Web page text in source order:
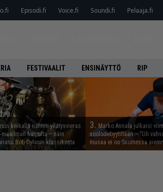
Episodi.fi Voice.fi Soundi.fi Pelaaja.fi
FESTIVAALIT ENSINÄYTTÖ RIP
keikalla nähtiin yllätysvieras
maailman huipulta – näin
Bob Dylanin klassikosta
3. Marko Annala julkaisi
soolodebyytiltään – ”Oli
musaa ei oo Suomessa